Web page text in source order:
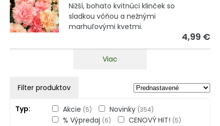
Nižší, bohato kvitnúci klinček so
sladkou vôňou a nežnými
marhuľovými kvetmi.
4,99 €
Viac
Filter produktov
Typ Akcie (5) Novinky (354)
% Výpredaj (6) CENOVÝ HIT! (5)